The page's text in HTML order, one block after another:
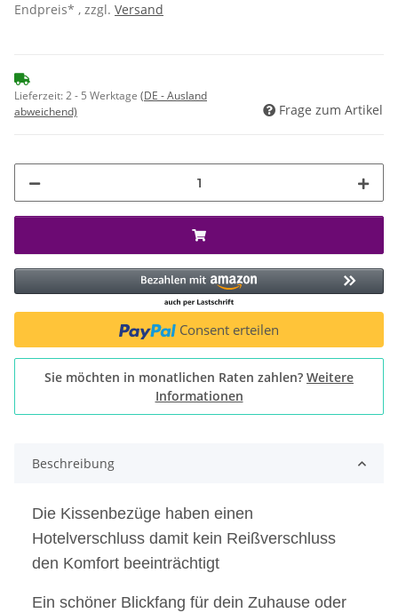
Endpreis* , zzgl. Versand
Lieferzeit:2 - 5 Werktage (DE - Ausland
abweichend)
Frage zum Artikel
Consent erteilen
Sie möchten in monatlichen Raten zahlen? Weitere
Informationen
Beschreibung
Die Kissenbezüge haben einen
Hotelverschluss damit kein Reißverschluss
den Komfort beeinträchtigt
Ein schöner Blickfang für dein Zuhause oder